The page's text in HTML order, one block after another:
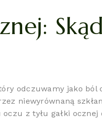
odczuwamy jako ból
niewyrównaną
z tyłu gałki ocznej